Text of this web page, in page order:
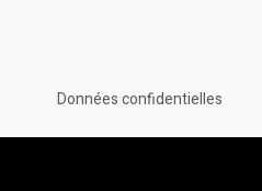
Données confidentielles